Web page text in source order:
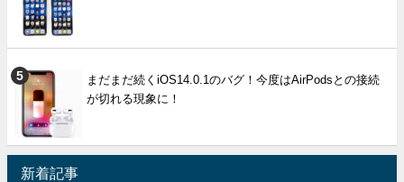
まだまだ続くiOS14.0.1のバグ！今度はAirPodsとの接続
が切れる現象に！
新着記事